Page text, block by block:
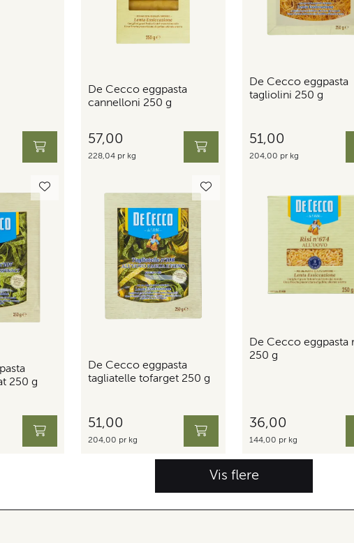
De Cecco eggpasta
cannelloni 250 g
57,00
228,04 pr kg
De Cecco eggpasta
tagliolini 250 g
51,00
204,00 pr kg
250 g
De Cecco eggpasta
tagliatelle tofarget 250 g
51,00
204,00 pr kg
De Cecco eggpasta
250 g
36,00
144,00 pr kg
Vis flere